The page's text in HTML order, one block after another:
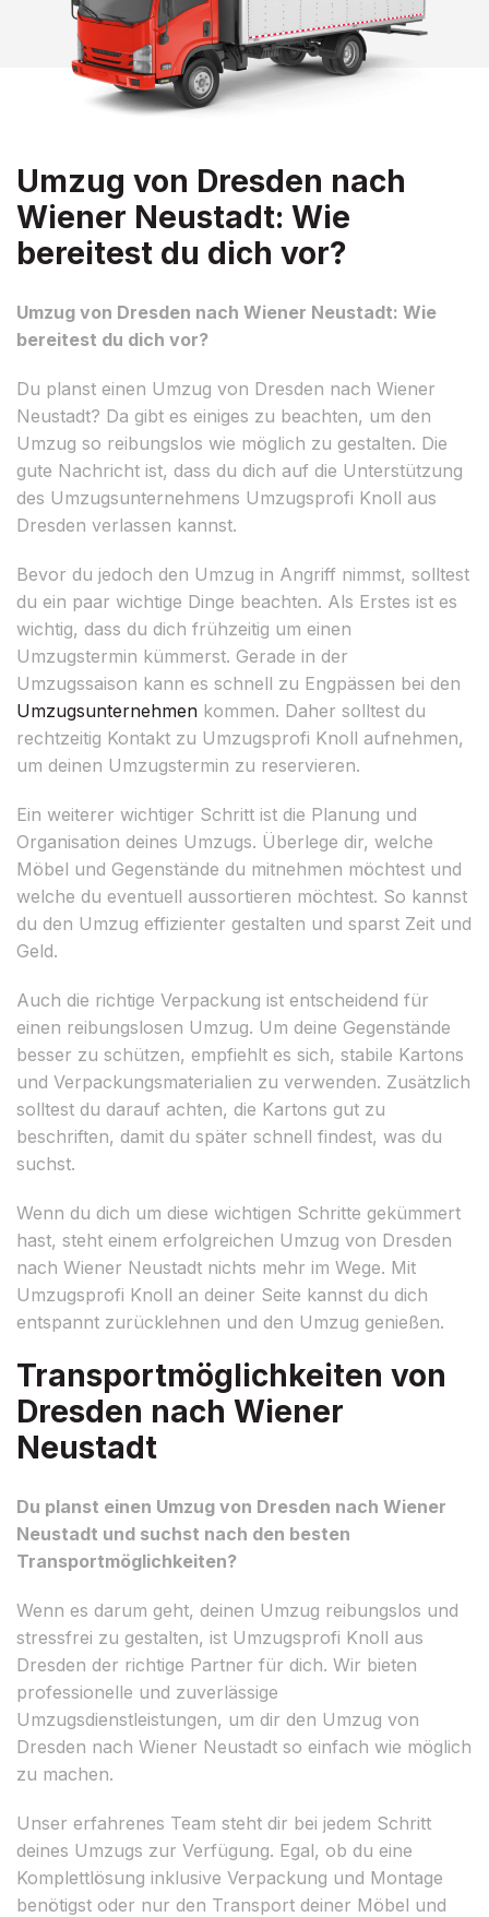
Umzug von Dresden nach
Wiener Neustadt: Wie
bereitest du dich vor?
Umzug von Dresden nach Wiener Neustadt: Wie
bereitest du dich vor?
Du planst einen Umzug von Dresden nach Wiener
Neustadt? Da gibt es einiges zu beachten, um den
Umzug so reibungslos wie möglich zu gestalten. Die
gute Nachricht ist, dass du dich auf die Unterstützung
des Umzugsunternehmens Umzugsprofi Knoll aus
Dresden verlassen kannst.
Bevor du jedoch den Umzug in Angriff nimmst, solltest
du ein paar wichtige Dinge beachten. Als Erstes ist es
wichtig, dass du dich frühzeitig um einen
Umzugstermin kümmerst. Gerade in der
Umzugssaison kann es schnell zu Engpässen bei den
Umzugsunternehmen kommen. Daher solltest du
rechtzeitig Kontakt zu Umzugsprofi Knoll aufnehmen,
um deinen Umzugstermin zu reservieren.
Ein weiterer wichtiger Schritt ist die Planung und
Organisation deines Umzugs. Überlege dir, welche
Möbel und Gegenstände du mitnehmen möchtest und
welche du eventuell aussortieren möchtest. So kannst
du den Umzug effizienter gestalten und sparst Zeit und
Geld.
Auch die richtige Verpackung ist entscheidend für
einen reibungslosen Umzug. Um deine Gegenstände
besser zu schützen, empfiehlt es sich, stabile Kartons
und Verpackungsmaterialien zu verwenden. Zusätzlich
solltest du darauf achten, die Kartons gut zu
beschriften, damit du später schnell findest, was du
suchst.
Wenn du dich um diese wichtigen Schritte gekümmert
hast, steht einem erfolgreichen Umzug von Dresden
nach Wiener Neustadt nichts mehr im Wege. Mit
Umzugsprofi Knoll an deiner Seite kannst du dich
entspannt zurücklehnen und den Umzug genießen.
Transportmöglichkeiten von
Dresden nach Wiener
Neustadt
Du planst einen Umzug von Dresden nach Wiener
Neustadt und suchst nach den besten
Transportmöglichkeiten?
Wenn es darum geht, deinen Umzug reibungslos und
stressfrei zu gestalten, ist Umzugsprofi Knoll aus
Dresden der richtige Partner für dich. Wir bieten
professionelle und zuverlässige
Umzugsdienstleistungen, um dir den Umzug von
Dresden nach Wiener Neustadt so einfach wie möglich
zu machen.
Unser erfahrenes Team steht dir bei jedem Schritt
deines Umzugs zur Verfügung. Egal, ob du eine
Komplettlösung inklusive Verpackung und Montage
benötigst oder nur den Transport deiner Möbel und